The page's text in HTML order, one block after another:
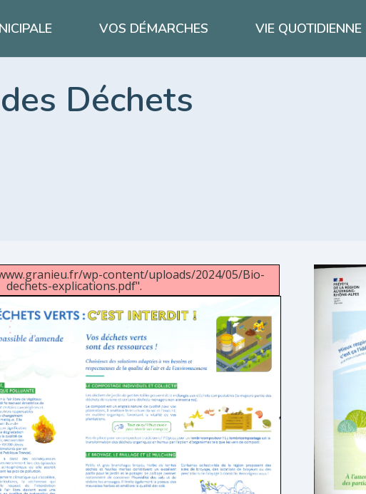
VOS DÉMARCHES VIE QUOTIDIENNE
Déchets
wp-content/uploads/2024/05/Bio-
dechets-explications.pdf".